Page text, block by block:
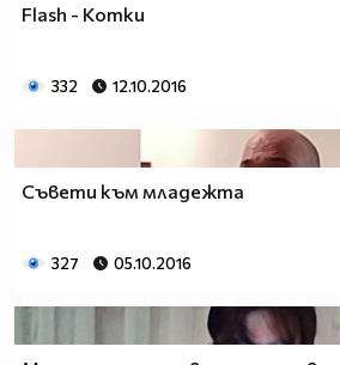
Flash - Котки
332 12.10.2016
Съвети към младежта
327 05.10.2016